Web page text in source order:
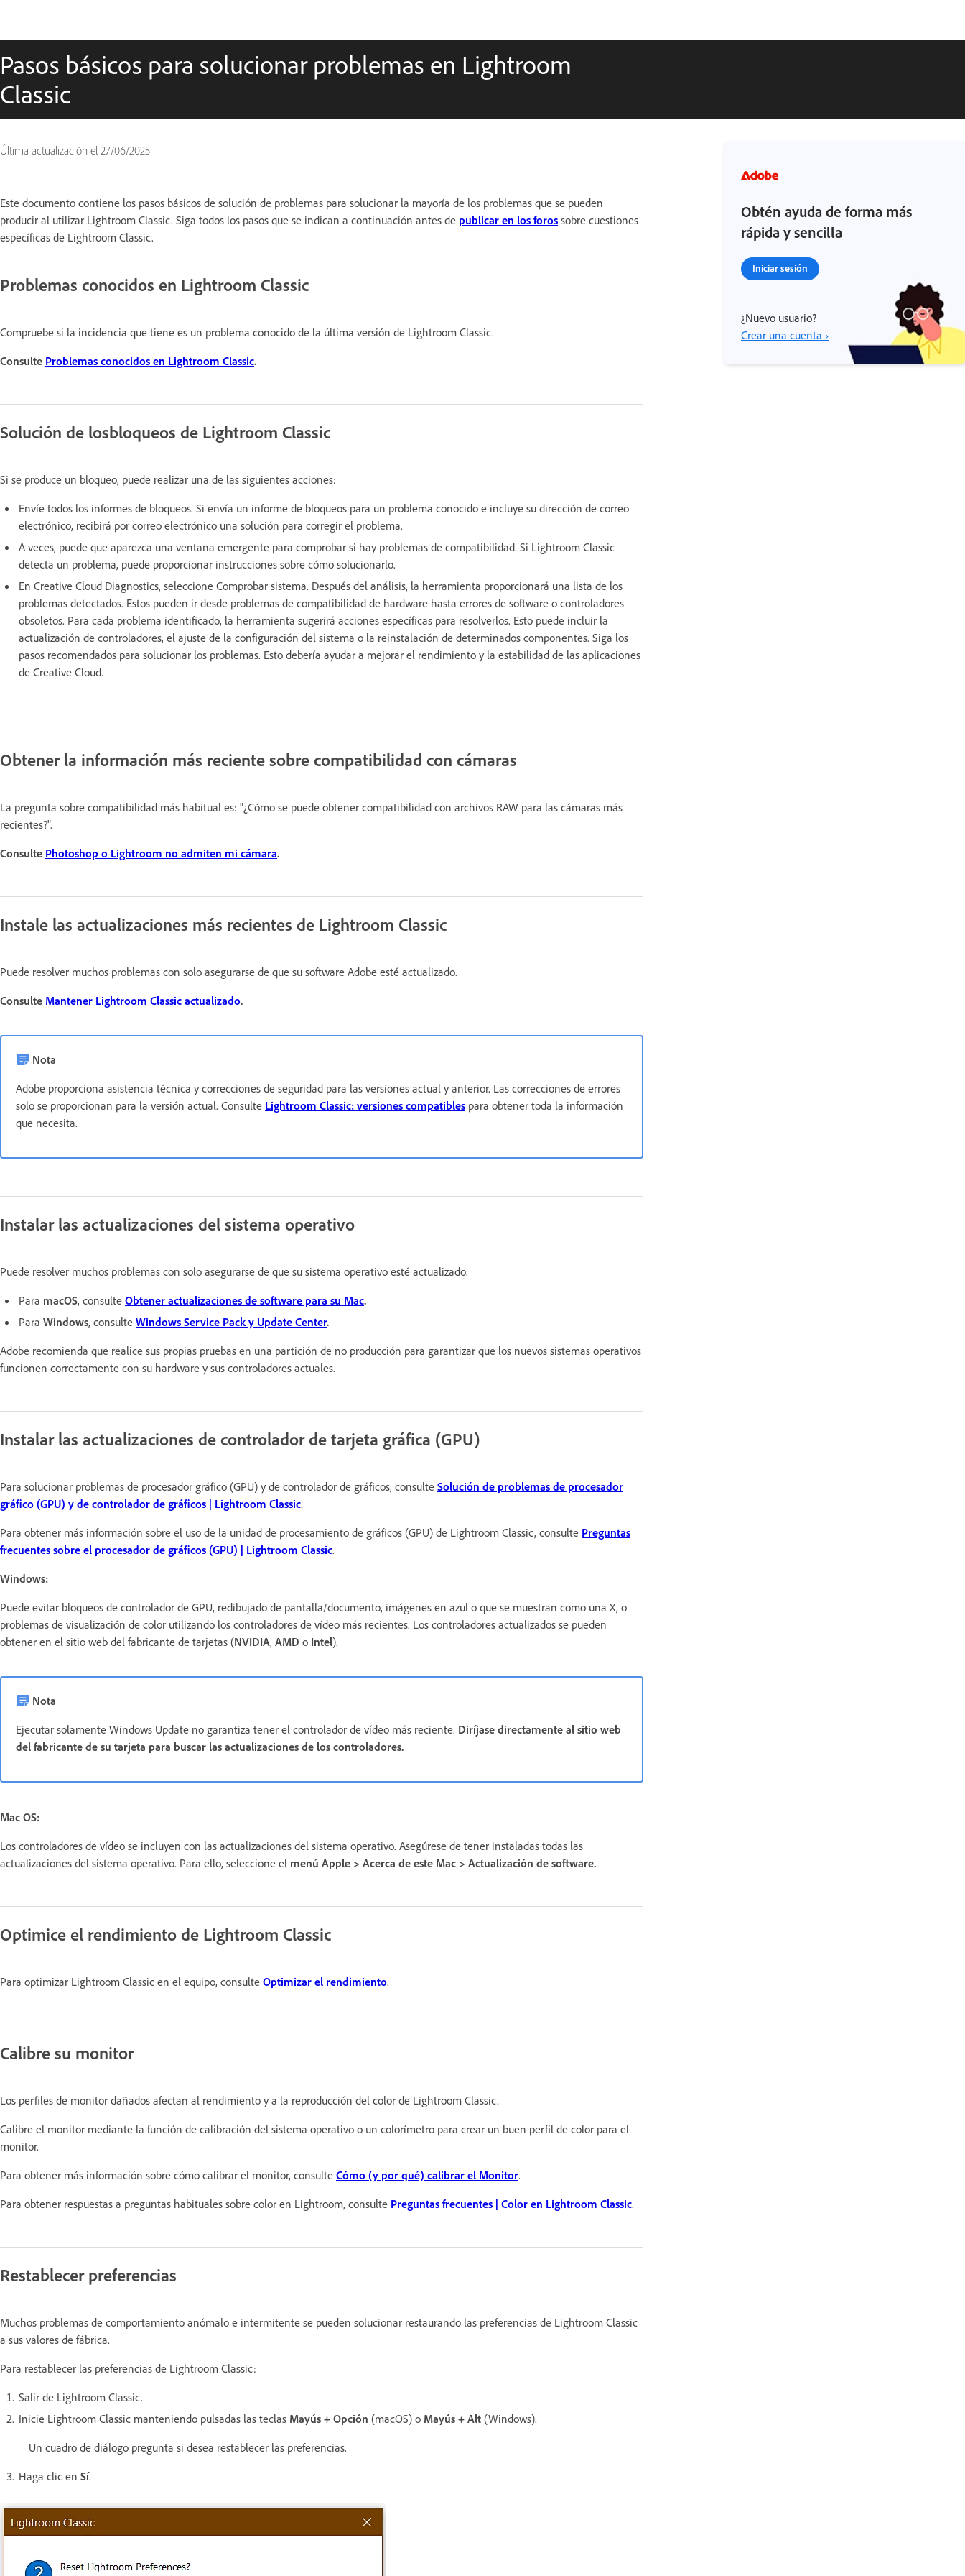
Pasos básicos para solucionar problemas en Lightroom
Classic
Última actualización el 27/06/2025
Este documento contiene los pasos básicos de solución de problemas para solucionar la mayoría de los problemas que se pueden
producir al utilizar Lightroom Classic. Siga todos los pasos que se indican a continuación antes de publicar en los foros sobre cuestiones
específicas de Lightroom Classic.
Problemas conocidos en Lightroom Classic
Compruebe si la incidencia que tiene es un problema conocido de la última versión de Lightroom Classic.
Consulte Problemas conocidos en Lightroom Classic.
Solución de losbloqueos de Lightroom Classic
Si se produce un bloqueo, puede realizar una de las siguientes acciones:
Envíe todos los informes de bloqueos. Si envía un informe de bloqueos para un problema conocido e incluye su dirección de correo
electrónico, recibirá por correo electrónico una solución para corregir el problema.
A veces, puede que aparezca una ventana emergente para comprobar si hay problemas de compatibilidad. Si Lightroom Classic
detecta un problema, puede proporcionar instrucciones sobre cómo solucionarlo.
En Creative Cloud Diagnostics, seleccione Comprobar sistema. Después del análisis, la herramienta proporcionará una lista de los
problemas detectados. Estos pueden ir desde problemas de compatibilidad de hardware hasta errores de software o controladores
obsoletos. Para cada problema identificado, la herramienta sugerirá acciones específicas para resolverlos. Esto puede incluir la
actualización de controladores, el ajuste de la configuración del sistema o la reinstalación de determinados componentes. Siga los
pasos recomendados para solucionar los problemas. Esto debería ayudar a mejorar el rendimiento y la estabilidad de las aplicaciones
de Creative Cloud.
Obtener la información más reciente sobre compatibilidad con cámaras
La pregunta sobre compatibilidad más habitual es: "¿Cómo se puede obtener compatibilidad con archivos RAW para las cámaras más
recientes?".
Consulte Photoshop o Lightroom no admiten mi cámara.
Instale las actualizaciones más recientes de Lightroom Classic
Puede resolver muchos problemas con solo asegurarse de que su software Adobe esté actualizado.
Consulte Mantener Lightroom Classic actualizado.
Nota
Adobe proporciona asistencia técnica y correcciones de seguridad para las versiones actual y anterior. Las correcciones de errores
solo se proporcionan para la versión actual. Consulte Lightroom Classic: versiones compatibles para obtener toda la información
que necesita.
Instalar las actualizaciones del sistema operativo
Puede resolver muchos problemas con solo asegurarse de que su sistema operativo esté actualizado.
Para macOS, consulte Obtener actualizaciones de software para su Mac.
Para Windows, consulte Windows Service Pack y Update Center.
Adobe recomienda que realice sus propias pruebas en una partición de no producción para garantizar que los nuevos sistemas operativos
funcionen correctamente con su hardware y sus controladores actuales.
Instalar las actualizaciones de controlador de tarjeta gráfica (GPU)
Para solucionar problemas de procesador gráfico (GPU) y de controlador de gráficos, consulte Solución de problemas de procesador
gráfico (GPU) y de controlador de gráficos | Lightroom Classic.
Para obtener más información sobre el uso de la unidad de procesamiento de gráficos (GPU) de Lightroom Classic, consulte Preguntas
frecuentes sobre el procesador de gráficos (GPU) | Lightroom Classic.
Windows:
Puede evitar bloqueos de controlador de GPU, redibujado de pantalla/documento, imágenes en azul o que se muestran como una X, o
problemas de visualización de color utilizando los controladores de vídeo más recientes. Los controladores actualizados se pueden
obtener en el sitio web del fabricante de tarjetas (NVIDIA, AMD o Intel).
Nota
Ejecutar solamente Windows Update no garantiza tener el controlador de vídeo más reciente. Diríjase directamente al sitio web
del fabricante de su tarjeta para buscar las actualizaciones de los controladores.
Mac OS:
Los controladores de vídeo se incluyen con las actualizaciones del sistema operativo. Asegúrese de tener instaladas todas las
actualizaciones del sistema operativo. Para ello, seleccione el menú Apple > Acerca de este Mac > Actualización de software.
Optimice el rendimiento de Lightroom Classic
Para optimizar Lightroom Classic en el equipo, consulte Optimizar el rendimiento.
Calibre su monitor
Los perfiles de monitor dañados afectan al rendimiento y a la reproducción del color de Lightroom Classic.
Calibre el monitor mediante la función de calibración del sistema operativo o un colorímetro para crear un buen perfil de color para el
monitor.
Para obtener más información sobre cómo calibrar el monitor, consulte Cómo (y por qué) calibrar el Monitor.
Para obtener respuestas a preguntas habituales sobre color en Lightroom, consulte Preguntas frecuentes | Color en Lightroom Classic.
Restablecer preferencias
Muchos problemas de comportamiento anómalo e intermitente se pueden solucionar restaurando las preferencias de Lightroom Classic
a sus valores de fábrica.
Para restablecer las preferencias de Lightroom Classic:
Salir de Lightroom Classic.
Inicie Lightroom Classic manteniendo pulsadas las teclas Mayús + Opción (macOS) o Mayús + Alt (Windows).
Un cuadro de diálogo pregunta si desea restablecer las preferencias.
Haga clic en Sí.
Obtén ayuda de forma más
rápida y sencilla
Iniciar sesión
¿Nuevo usuario?
Crear una cuenta ›